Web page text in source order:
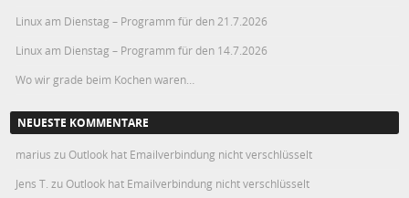
Linux am Dienstag – Programm für den 21.7.2026
Linux am Dienstag – Programm für den 14.7.2026
Wo wir grade beim Kochen waren…
NEUESTE KOMMENTARE
marius zu Outlook hat Emailverbindung nicht verschlüsselt
Jens T. zu Outlook hat Emailverbindung nicht verschlüsselt